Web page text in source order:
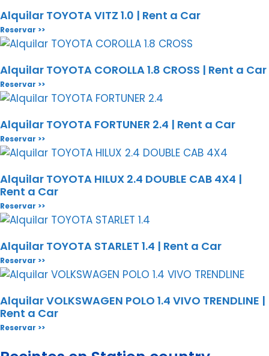
Alquilar TOYOTA VITZ 1.0 | Rent a Car
Reservar >>
Alquilar TOYOTA COROLLA 1.8 CROSS | Rent a Car
Reservar >>
Alquilar TOYOTA FORTUNER 2.4 | Rent a Car
Reservar >>
Alquilar TOYOTA HILUX 2.4 DOUBLE CAB 4X4 |
Rent a Car
Reservar >>
Alquilar TOYOTA STARLET 1.4 | Rent a Car
Reservar >>
Alquilar VOLKSWAGEN POLO 1.4 VIVO TRENDLINE |
Rent a Car
Reservar >>